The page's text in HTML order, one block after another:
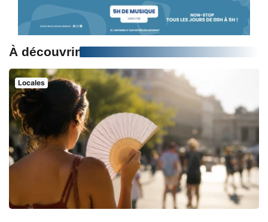
À découvrir
Locales